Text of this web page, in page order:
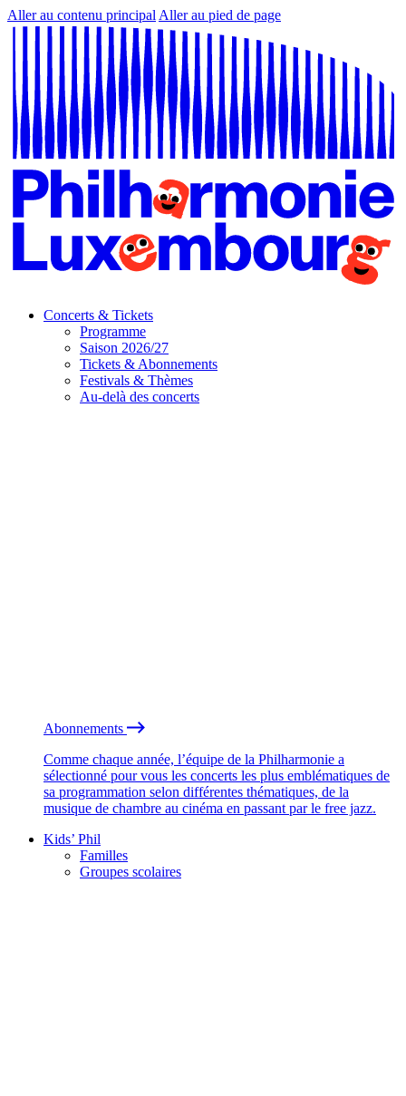
Aller au contenu principal Aller au pied de page
Concerts & Tickets
Programme
Saison 2026/27
Tickets & Abonnements
Festivals & Thèmes
Au-delà des concerts
Abonnements
Comme chaque année, l’équipe de la Philharmonie a
sélectionné pour vous les concerts les plus emblématiques de
sa programmation selon différentes thématiques, de la
musique de chambre au cinéma en passant par le free jazz.
Kids’ Phil
Familles
Groupes scolaires